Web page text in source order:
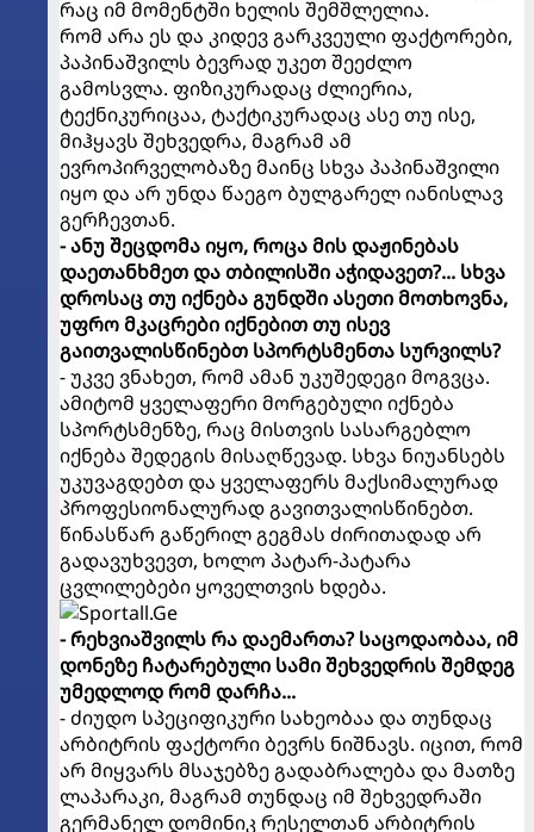
რაც იმ მომენტში ხელის შემშლელია.
რომ არა ეს და კიდევ გარკვეული ფაქტორები,
პაპინაშვილს ბევრად უკეთ შეეძლო
გამოსვლა. ფიზიკურადაც ძლიერია,
ტექნიკურიცაა, ტაქტიკურადაც ასე თუ ისე,
მიჰყავს შეხვედრა, მაგრამ ამ
ევროპირველობაზე მაინც სხვა პაპინაშვილი
იყო და არ უნდა წაეგო ბულგარელ იანისლავ
გერჩევთან.
- ანუ შეცდომა იყო, როცა მის დაჟინებას
დაეთანხმეთ და თბილისში აჭიდავეთ?... სხვა
დროსაც თუ იქნება გუნდში ასეთი მოთხოვნა,
უფრო მკაცრები იქნებით თუ ისევ
გაითვალისწინებთ სპორტსმენთა სურვილს?
- უკვე ვნახეთ, რომ ამან უკუშედეგი მოგვცა.
ამიტომ ყველაფერი მორგებული იქნება
სპორტსმენზე, რაც მისთვის სასარგებლო
იქნება შედეგის მისაღწევად. სხვა ნიუანსებს
უკუვაგდებთ და ყველაფერს მაქსიმალურად
პროფესიონალურად გავითვალისწინებთ.
წინასწარ გაწერილ გეგმას ძირითადად არ
გადავუხვევთ, ხოლო პატარ-პატარა
ცვლილებები ყოველთვის ხდება.
- რეხვიაშვილს რა დაემართა? საცოდაობაა, იმ
დონეზე ჩატარებული სამი შეხვედრის შემდეგ
უმედლოდ რომ დარჩა...
- ძიუდო სპეციფიკური სახეობაა და თუნდაც
არბიტრის ფაქტორი ბევრს ნიშნავს. იცით, რომ
არ მიყვარს მსაჯებზე გადაბრალება და მათზე
ლაპარაკი, მაგრამ თუნდაც იმ შეხვედრაში
გერმანელ დომინიკ რესელთან არბიტრის